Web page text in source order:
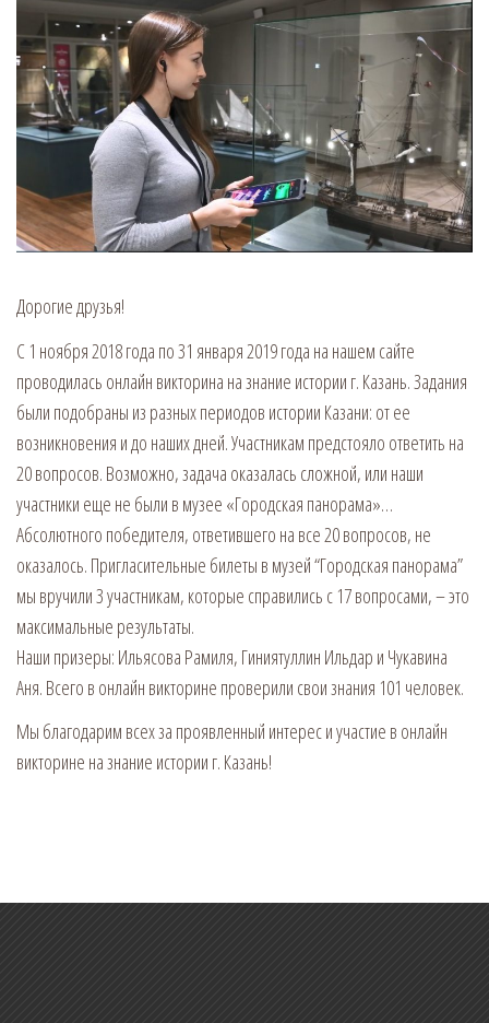
Дорогие друзья!
С 1 ноября 2018 года по 31 января 2019 года на нашем сайте
проводилась онлайн викторина на знание истории г. Казань. Задания
были подобраны из разных периодов истории Казани: от ее
возникновения и до наших дней. Участникам предстояло ответить на
20 вопросов. Возможно, задача оказалась сложной, или наши
участники еще не были в музее «Городская панорама»…
Абсолютного победителя, ответившего на все 20 вопросов, не
оказалось. Пригласительные билеты в музей “Городская панорама”
мы вручили 3 участникам, которые справились с 17 вопросами, – это
максимальные результаты.
Наши призеры: Ильясова Рамиля, Гиниятуллин Ильдар и Чукавина
Аня. Всего в онлайн викторине проверили свои знания 101 человек.
Мы благодарим всех за проявленный интерес и участие в онлайн
викторине на знание истории г. Казань!